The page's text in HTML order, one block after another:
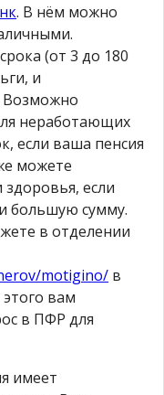
. В нём можно
(от 3 до 180
и
Возможно
неработающих
если ваша пенсия
можете
если
большую сумму.
в отделении
motigino/ в
вам
в ПФР для
имеет